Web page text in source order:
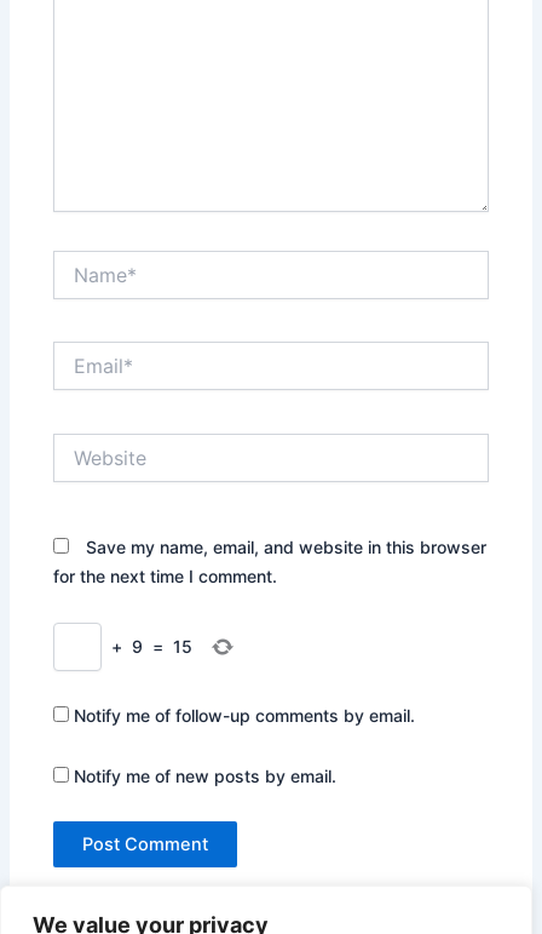
We value your privacy
Save my name, email, and website in this browser
for the next time I comment.
+ 9 = 15
Notify me of follow-up comments by email.
Notify me of new posts by email.